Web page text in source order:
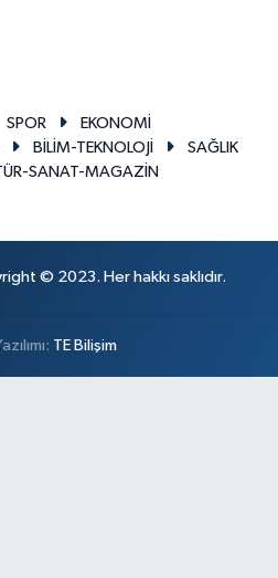
SPOR
EKONOMİ
BİLİM-TEKNOLOJİ
SAĞLIK
SANAT-MAGAZİN
© 2023. Her hakkı saklıdır.
TE Bilişim